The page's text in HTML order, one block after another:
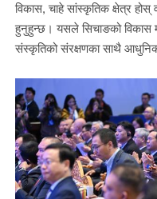
विकास, चाहे सांस्कृतिक क्षेत्र होस्
हुनुहुन्छ। यसले सिचाङको विकास
संस्कृतिको संरक्षणका साथै आधुनिक